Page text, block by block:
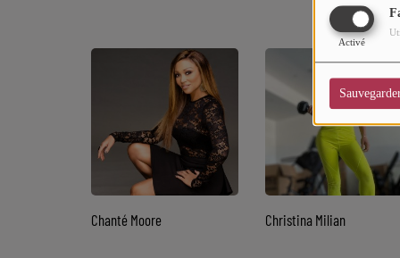
Activé
Chanté Moore Christina Milian